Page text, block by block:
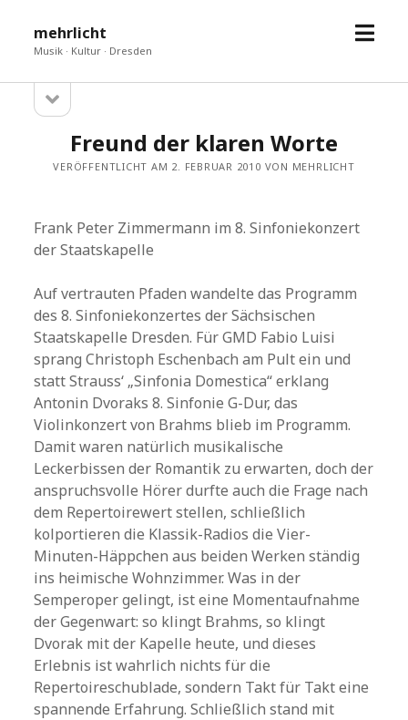
mehrlicht
Musik · Kultur · Dresden
Menü
Sidebar
öffnen
Freund der klaren Worte
VERÖFFENTLICHT AM 2. FEBRUAR 2010 VON MEHRLICHT
Frank Peter Zimmermann im 8. Sinfoniekonzert
der Staatskapelle
Auf vertrauten Pfaden wandelte das Programm
des 8. Sinfoniekonzertes der Sächsischen
Staatskapelle Dresden. Für GMD Fabio Luisi
sprang Christoph Eschenbach am Pult ein und
statt Strauss‘ „Sinfonia Domestica“ erklang
Antonin Dvoraks 8. Sinfonie G-Dur, das
Violinkonzert von Brahms blieb im Programm.
Damit waren natürlich musikalische
Leckerbissen der Romantik zu erwarten, doch der
anspruchsvolle Hörer durfte auch die Frage nach
dem Repertoirewert stellen, schließlich
kolportieren die Klassik-Radios die Vier-
Minuten-Häppchen aus beiden Werken ständig
ins heimische Wohnzimmer. Was in der
Semperoper gelingt, ist eine Momentaufnahme
der Gegenwart: so klingt Brahms, so klingt
Dvorak mit der Kapelle heute, und dieses
Erlebnis ist wahrlich nichts für die
Repertoireschublade, sondern Takt für Takt eine
spannende Erfahrung. Schließlich stand mit